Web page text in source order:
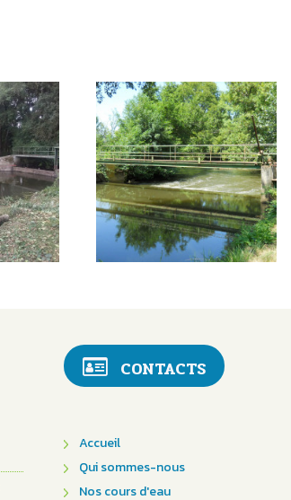
CONTACTS
Accueil
Qui sommes-nous
Nos cours d'eau